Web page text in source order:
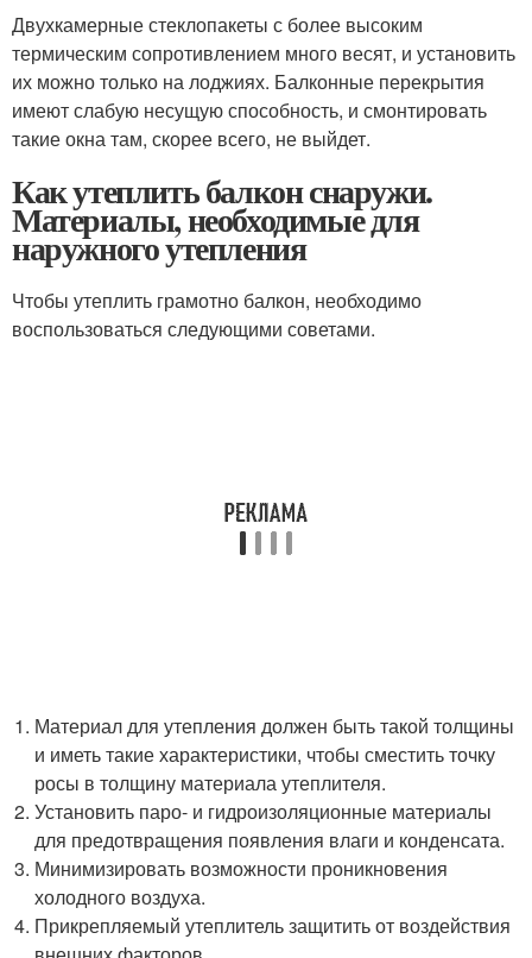
Двухкамерные стеклопакеты с более высоким
термическим сопротивлением много весят, и установить
их можно только на лоджиях. Балконные перекрытия
имеют слабую несущую способность, и смонтировать
такие окна там, скорее всего, не выйдет.
Как утеплить балкон снаружи.
Материалы, необходимые для
наружного утепления
Чтобы утеплить грамотно балкон, необходимо
воспользоваться следующими советами.
Материал для утепления должен быть такой толщины
и иметь такие характеристики, чтобы сместить точку
росы в толщину материала утеплителя.
Установить паро- и гидроизоляционные материалы
для предотвращения появления влаги и конденсата.
Минимизировать возможности проникновения
холодного воздуха.
Прикрепляемый утеплитель защитить от воздействия